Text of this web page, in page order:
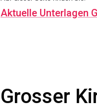
Aktuelle Unterlagen
Grosser